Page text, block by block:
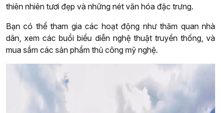
thiên nhiên tươi đẹp và những nét văn hóa đặc trưng.
Bạn có thể tham gia các hoạt động như thăm quan nhà
dân, xem các buổi biểu diễn nghệ thuật truyền thống, và
mua sắm các sản phẩm thủ công mỹ nghệ.